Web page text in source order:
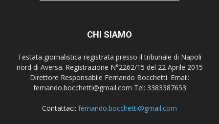
CHI SIAMO
Testata giornalistica registrata presso il tribunale di Napoli
nord di Aversa. Registrazione N°2262/15 del 22 Aprile 2015
Direttore Responsabile Fernando Bocchetti. Email:
fernando.bocchetti@gmail.com Tel: 3383387653
Contattaci: fernando.bocchetti@gmail.com